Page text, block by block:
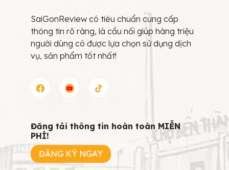
SaiGonReview có tiêu chuẩn cung cấp
thông tin rõ ràng, là cầu nối giúp hàng triệu
người dùng có được lựa chọn sử dụng dịch
vụ, sản phẩm tốt nhất!
Đăng tải thông tin hoàn toàn MIỄN
PHÍ!
ĐĂNG KÝ NGAY